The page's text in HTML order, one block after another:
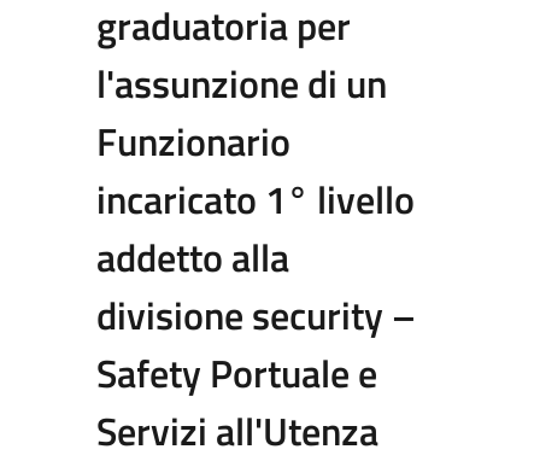
graduatoria per
l'assunzione di un
Funzionario
incaricato 1° livello
addetto alla
divisione security –
Safety Portuale e
Servizi all'Utenza